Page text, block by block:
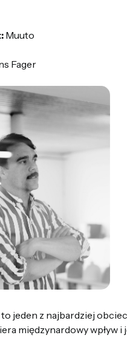
Muuto
Fager
to jeden z najbardziej
międzynardowy wpływ i